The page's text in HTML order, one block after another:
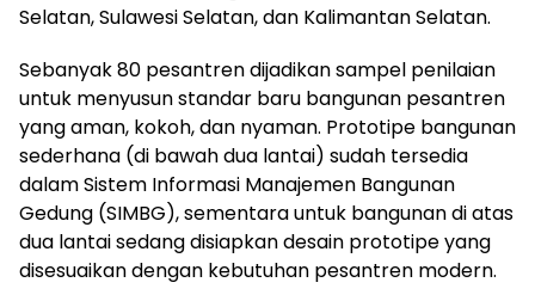
Selatan, Sulawesi Selatan, dan Kalimantan Selatan.
Sebanyak 80 pesantren dijadikan sampel penilaian
untuk menyusun standar baru bangunan pesantren
yang aman, kokoh, dan nyaman. Prototipe bangunan
sederhana (di bawah dua lantai) sudah tersedia
dalam Sistem Informasi Manajemen Bangunan
Gedung (SIMBG), sementara untuk bangunan di atas
dua lantai sedang disiapkan desain prototipe yang
disesuaikan dengan kebutuhan pesantren modern.